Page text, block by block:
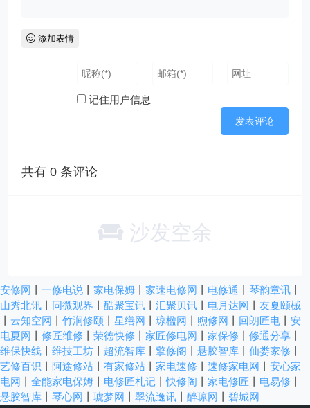
添加表情
记住用户信息
共有0 条评论
沙发空余
安修网 一修电说 家电保姆 家速电修网 电修通 琴韵章讯
山秀北讯
同微观界 酷聚宝讯 汇聚贝讯 电月达网
友夏颐械
云知空网 竹涧修颐 星缮网 琼楹网 煦修网 回朗匠电
安
电夏网
修匠维修 荣德快修 家匠修电网 家保修 修通分享
维保快线
维技工坊 超流智库 擎修阁 悬胶智库 仙娄家修
艺修百识
阿途修站 有家修站 家电速修 速修家电网
安心家
电网
全能家电保姆 电修匠札记 丨快修阁 家电修匠 电易修
悬胶智库
琴心网 琥梦网 翠流逸讯 醉琼网 碧城网